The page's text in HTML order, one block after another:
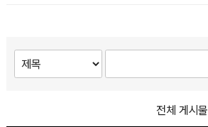
전체 게시물